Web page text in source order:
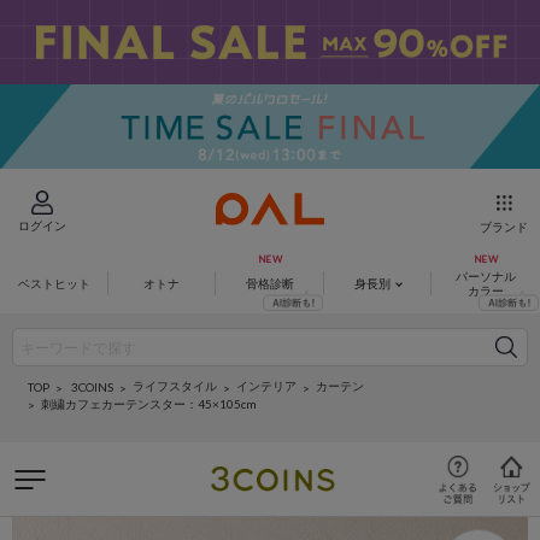
ログイン ブランド
ベストヒット オトナ 骨格診断 身長別
パーソナル
カラー
TOP 3COINS ライフスタイル インテリア
カーテン
刺繍カフェカーテンスター：45×105cm